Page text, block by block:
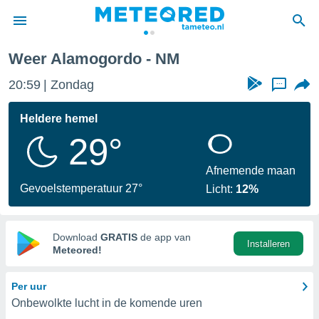
door
verstrekte
hoge
hebt de
voor
op basis
Weer Alamogordo - NM
20:59 Zondag ...
Heldere hemel
29°
Gevoelstemperatuur 27°
Afnemende maan
Licht: 12%
Download GRATIS de app van
Meteored!
Installeren
Per uur
Onbewolkte lucht in de komende uren